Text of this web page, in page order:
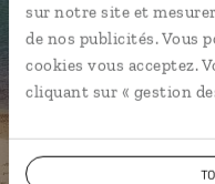
sur notre site et
de nos publicités. Vous
cookies vous acceptez.
cliquant sur « gestion
Vous gardez le
pendant et après